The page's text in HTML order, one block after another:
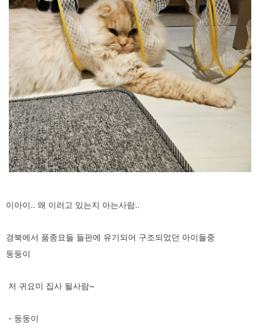
이아이.. 왜 이러고 있는지 아는사람..
경북에서 품종묘들 들판에 유기되어 구조되었던 아이들중
둥둥이
저 귀요미 집사 될사람~
- 둥둥이